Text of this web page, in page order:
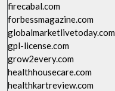
firecabal.com
forbessmagazine.com
globalmarketlivetoday.com
gpl-license.com
grow2every.com
healthhousecare.com
healthkartreview.com